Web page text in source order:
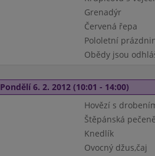
Grenadýr
Červená řepa
Pololetní
Obědy jsou
Pondělí 6. 2. 2012 (10:01 - 14:00)
Hovězí s
Štěpánská
Knedlík
Ovocný džus,čaj